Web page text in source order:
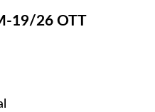
19/26 OTT